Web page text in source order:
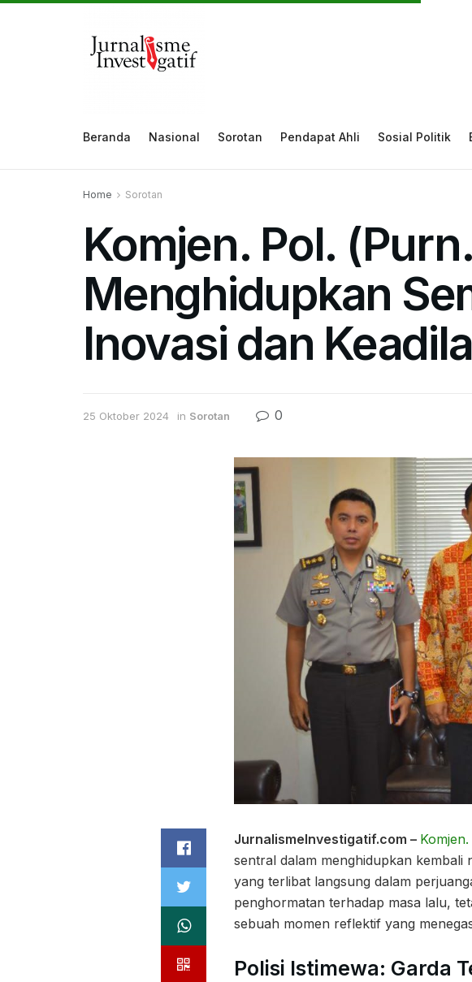
Beranda Nasional Sorotan Pendapat Ahli Sosial Politik
Home Sorotan
Komjen. Pol.
Menghidupkan
Inovasi dan
25 Oktober 2024 in Sorotan 0
JurnalismeInvestigatif.com –
sentral dalam menghidupkan kembali
yang terlibat langsung dalam
penghormatan terhadap masa lalu,
sebuah momen reflektif yang
Polisi Istimewa: Garda